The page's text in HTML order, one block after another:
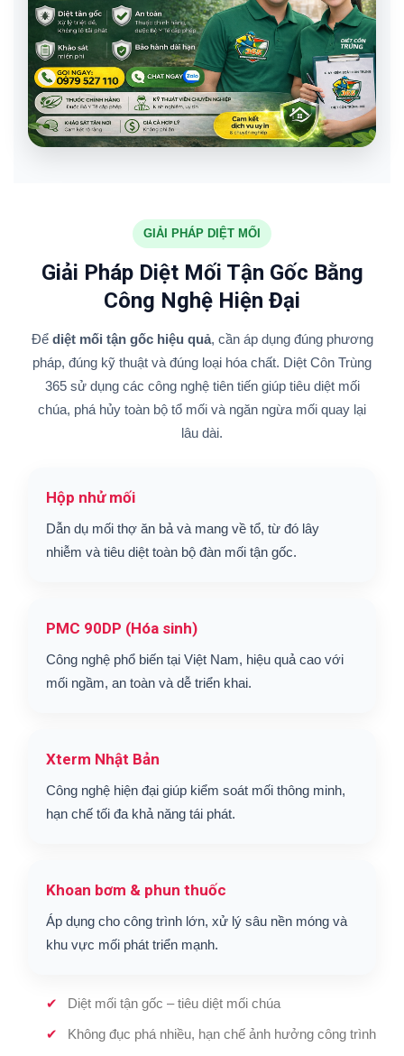
GIẢI PHÁP DIỆT MỐI
Giải Pháp Diệt Mối Tận Gốc Bằng
Công Nghệ Hiện Đại
Để diệt mối tận gốc hiệu quả, cần áp dụng đúng phương
pháp, đúng kỹ thuật và đúng loại hóa chất. Diệt Côn Trùng
365 sử dụng các công nghệ tiên tiến giúp tiêu diệt mối
chúa, phá hủy toàn bộ tổ mối và ngăn ngừa mối quay lại
lâu dài.
Hộp nhử mối
Dẫn dụ mối thợ ăn bả và mang về tổ, từ đó lây
nhiễm và tiêu diệt toàn bộ đàn mối tận gốc.
PMC 90DP (Hóa sinh)
Công nghệ phổ biến tại Việt Nam, hiệu quả cao với
mối ngầm, an toàn và dễ triển khai.
Xterm Nhật Bản
Công nghệ hiện đại giúp kiểm soát mối thông minh,
hạn chế tối đa khả năng tái phát.
Khoan bơm & phun thuốc
Áp dụng cho công trình lớn, xử lý sâu nền móng và
khu vực mối phát triển mạnh.
Diệt mối tận gốc – tiêu diệt mối chúa
Không đục phá nhiều, hạn chế ảnh hưởng công trình